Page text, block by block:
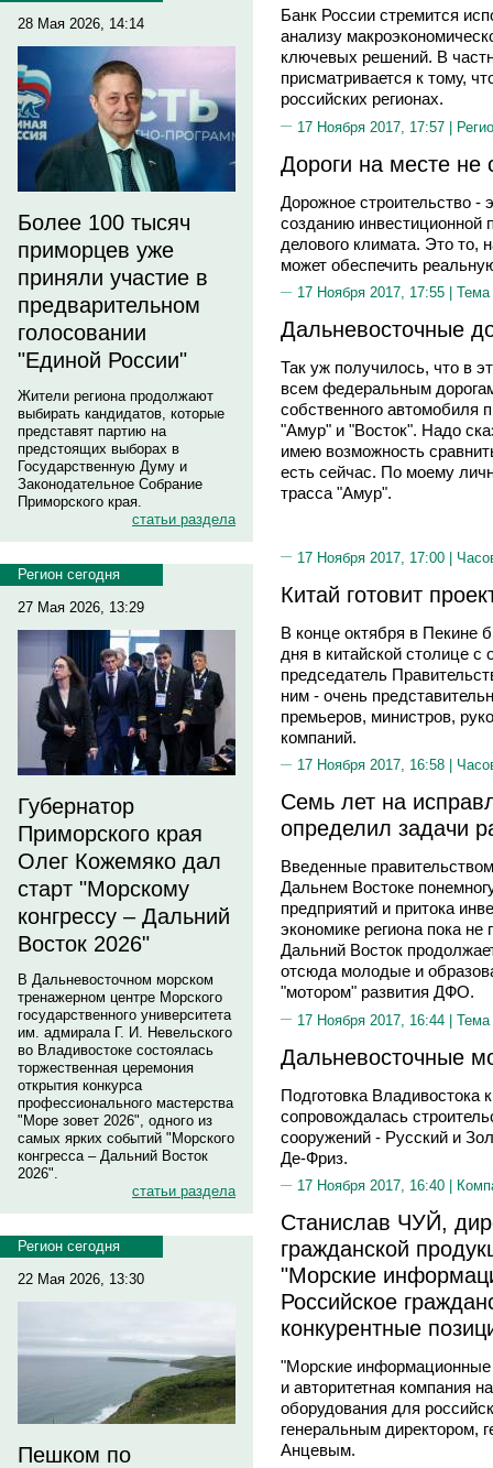
28 Мая 2026, 14:14
Более 100 тысяч
приморцев уже
приняли участие в
предварительном
голосовании
"Единой России"
Жители региона продолжают
выбирать кандидатов, которые
представят партию на
предстоящих выборах в
Государственную Думу и
Законодательное Собрание
Приморского края.
статьи раздела
Регион сегодня
27 Мая 2026, 13:29
Губернатор
Приморского края
Олег Кожемяко дал
старт "Морскому
конгрессу – Дальний
Восток 2026"
В Дальневосточном морском
тренажерном центре Морского
государственного университета
им. адмирала Г. И. Невельского
во Владивостоке состоялась
торжественная церемония
открытия конкурса
профессионального мастерства
"Море зовет 2026", одного из
самых ярких событий "Морского
конгресса – Дальний Восток
2026".
статьи раздела
Регион сегодня
22 Мая 2026, 13:30
Пешком по
Банк России стремится
анализу
ключевых решений. В
присматривается к тому,
российских регионах.
17 Ноября 2017, 17:57 |
Дороги на месте не
Дорожное строительство -
созданию инвестиционной
делового климата. Это то,
может обеспечить
17 Ноября 2017, 17:55 | Тема
Дальневосточные
Так уж получилось, что в
всем федеральным
собственного автомобиля
"Амур" и "Восток". Надо
имею возможность
есть сейчас. По моему
трасса "Амур".
17 Ноября 2017, 17:00 |
Китай готовит
В конце октября в Пекине
дня в китайской столице
председатель
ним - очень
премьеров, министров,
компаний.
17 Ноября 2017, 16:58 |
Семь лет на
определил задачи
Введенные
Дальнем Востоке
предприятий и притока
экономике региона пока
Дальний Восток
отсюда молодые и
"мотором" развития ДФО.
17 Ноября 2017, 16:44 | Тема
Дальневосточные
Подготовка Владивостока
сопровождалась
сооружений - Русский и
Де-Фриз.
17 Ноября 2017, 16:40 |
Станислав ЧУЙ,
гражданской
"Морские
Российское
конкурентные
"Морские информационные
и авторитетная компания
оборудования для
генеральным директором,
Анцевым.